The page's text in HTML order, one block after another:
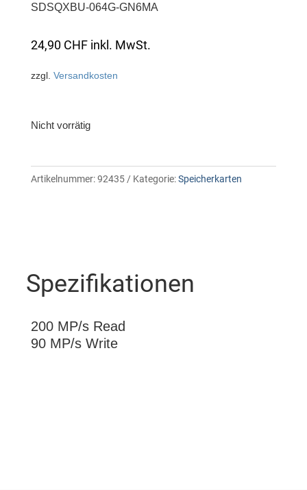
SDSQXBU-064G-GN6MA
24,90 CHF inkl. MwSt.
zzgl. Versandkosten
Nicht vorrätig
Artikelnummer:92435 Kategorie:Speicherkarten
Spezifikationen
200 MP/s Read
90 MP/s Write